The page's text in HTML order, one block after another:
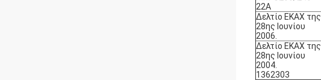
22Α
Δελτίο ΕΚΑΧ της
28ης Ιουνίου
2006.
Δελτίο ΕΚΑΧ της
28ης Ιουνίου
2004.
1362303